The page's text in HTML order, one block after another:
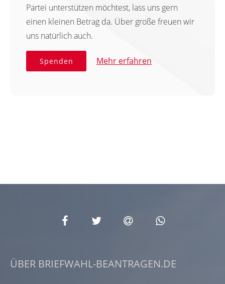
Partei unterstützen möchtest, lass uns gern
einen kleinen Betrag da. Über große freuen wir
uns natürlich auch.
Spenden Mehr erfahren
ÜBER BRIEFWAHL-BEANTRAGEN.DE